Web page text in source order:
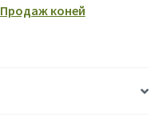
Продаж коней